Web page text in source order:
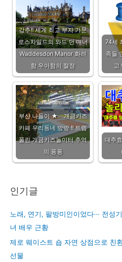
강추!! 세계 최고 부자 가문
로스차일드의 와드 던 매너
Waddesdon Manor 화려
함 우아함의 절정
74세
족들
고
부산 나들이 ★ 개금키즈
카페 우리동네 방방 !! 트렘
폴린 개금키즈놀이터 추억
의 퐁퐁
대추
인기글
노래, 연기, 팔방미인이었다··· 전성
녀 배우 근황
제로 웨이스트 숍 자연 상점으로 친
선물